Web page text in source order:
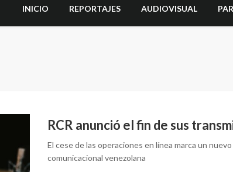
INICIO REPORTAJES AUDIOVISUAL
RCR anunció el fin de sus
El cese de las operaciones en línea marca un
comunicacional venezolana